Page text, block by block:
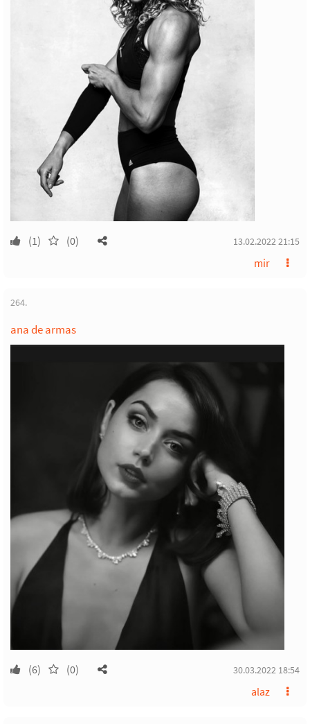
(1) (0) 13.02.2022 21:15
mir
264.
ana de armas
(6) (0) 30.03.2022 18:54
alaz